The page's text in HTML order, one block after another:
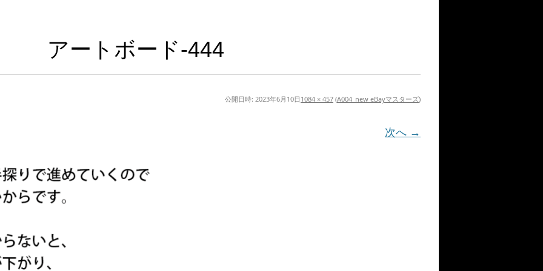
アートボード-444
公開日時: 2023年6月10日 1084 × 457 (A004_new eBayマスターズ)
次へ →